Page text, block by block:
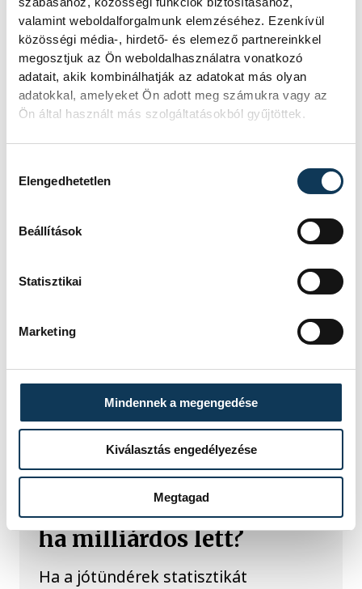
valamint weboldalforgalmunk elemzéséhez. Ezenkívül
közösségi média-, hirdető- és elemező partnereinkkel
megosztjuk az Ön weboldalhasználatra vonatkozó
adatait, akik kombinálhatják az adatokat más olyan
adatokkal, amelyeket Ön adott meg számukra vagy az
Ön által használt más szolgáltatásokból gyűjtöttek.
Elengedhetetlen
Beállítások
Statisztikai
Marketing
Mindennek a megengedése
Kiválasztás engedélyezése
Megtagad
A különjáték iránt hatalmas volt az
érdeklődés, hiszen ekkora összeg
még soha nem szerepelt az Ötöslottó
történetében.
Elvitték minden idők
Ötöslottó jackpotját
Magyarország legismertebb
követően egy játékost milliárdossá
tett. Huszonkilenc hét halmozódást
tulajdonosa 6,5 milliárd forintnak
örülhet - közölte a Szerencsejáték Zrt.
Hogyan lehet elviselni,
ha milliárdos lett?
Ha a jótündérek statisztikát